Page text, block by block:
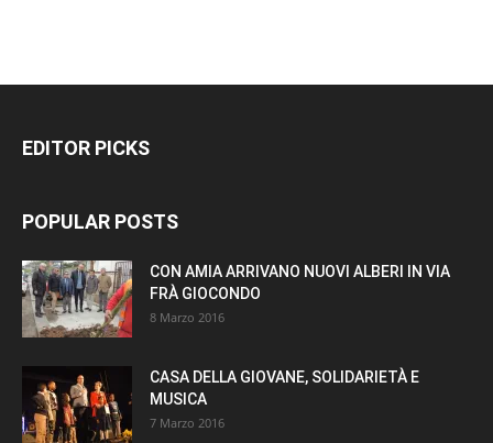
EDITOR PICKS
POPULAR POSTS
CON AMIA ARRIVANO NUOVI ALBERI IN VIA
FRÀ GIOCONDO
8 Marzo 2016
CASA DELLA GIOVANE, SOLIDARIETÀ E
MUSICA
7 Marzo 2016